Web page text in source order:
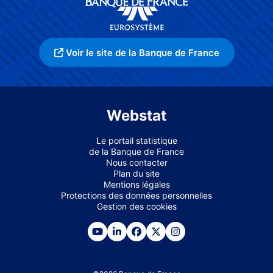
Voir le site de la Banque de France
Webstat
Le portail statistique
de la Banque de France
Nous contacter
Plan du site
Mentions légales
Protections des données personnelles
Gestion des cookies